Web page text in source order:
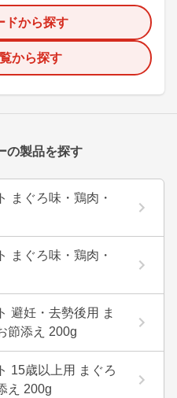
ドから探す
から探す
の製品を探す
まぐろ味・鶏肉・
まぐろ味・鶏肉・
避妊・去勢後用 ま
節添え 200g
15歳以上用 まぐろ
え 200g